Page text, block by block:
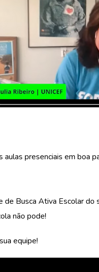
presenciais em boa
Busca Ativa Escolar do
não pode!
equipe!